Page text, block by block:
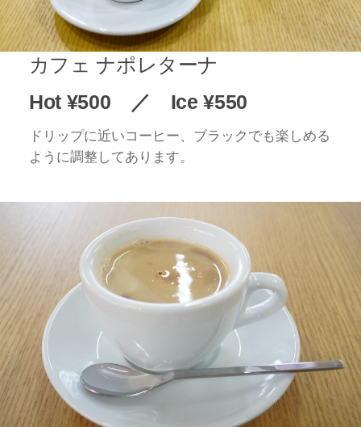
カフェ ナポレターナ
Hot ¥500 ／ Ice ¥550
ドリップに近いコーヒー、ブラックでも楽しめる
ように調整してあります。